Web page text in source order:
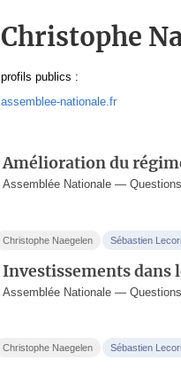
Christophe
profils publics :
assemblee-nationale.fr
Amélioration du
Assemblée Nationale —
Christophe Naegelen Sébastien
Investissements dans
Assemblée Nationale —
Christophe Naegelen Sébastien